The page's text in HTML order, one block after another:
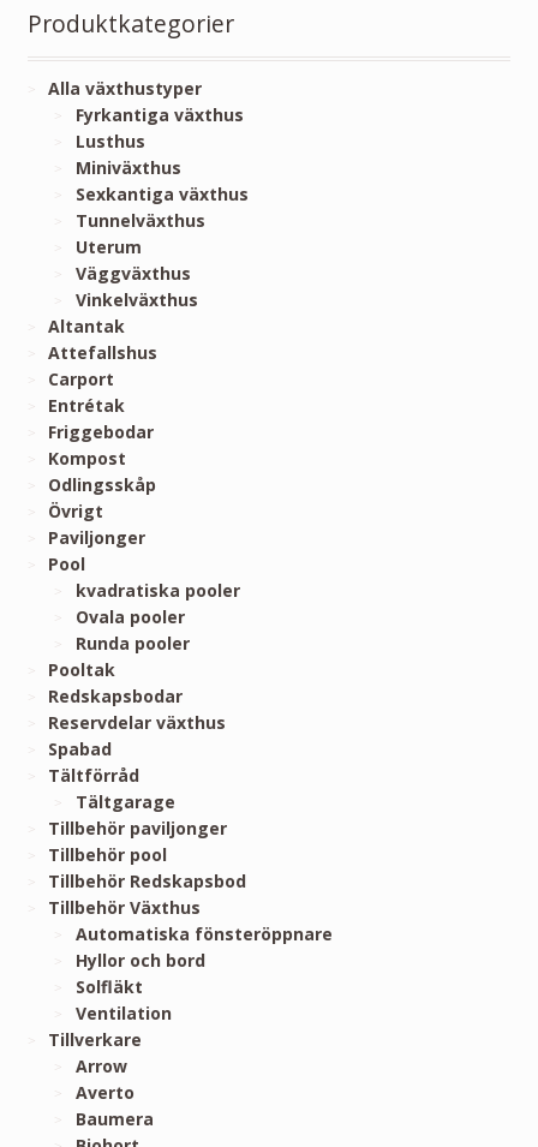
Produktkategorier
Alla växthustyper
Fyrkantiga växthus
Lusthus
Miniväxthus
Sexkantiga växthus
Tunnelväxthus
Uterum
Väggväxthus
Vinkelväxthus
Altantak
Attefallshus
Carport
Entrétak
Friggebodar
Kompost
Odlingsskåp
Övrigt
Paviljonger
Pool
kvadratiska pooler
Ovala pooler
Runda pooler
Pooltak
Redskapsbodar
Reservdelar växthus
Spabad
Tältförråd
Tältgarage
Tillbehör paviljonger
Tillbehör pool
Tillbehör Redskapsbod
Tillbehör Växthus
Automatiska fönsteröppnare
Hyllor och bord
Solfläkt
Ventilation
Tillverkare
Arrow
Averto
Baumera